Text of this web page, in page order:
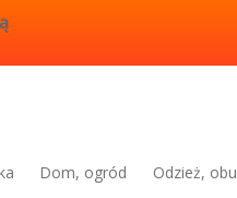
Dom, ogród Odzież,